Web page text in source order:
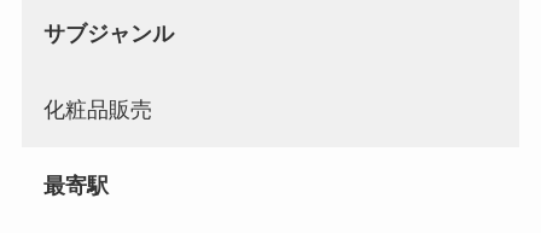
サブジャンル
化粧品販売
最寄駅